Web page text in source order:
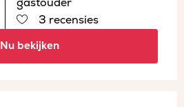
3 recensies
Nu bekijken